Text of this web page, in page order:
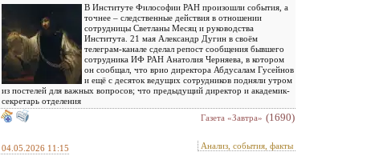
В Институте Философии РАН произошли события, а
точнее – следственные действия в отношении
сотрудницы Светланы Месяц и руководства
Института. 21 мая Александр Дугин в своём
телеграм-канале сделал репост сообщения бывшего
сотрудника ИФ РАН Анатолия Черняева, в котором
он сообщал, что врио директора Абдусалам Гусейнов
и ещё с десяток ведущих сотрудников подняли утром
из постелей для важных вопросов; что предыдущий директор и академик-
секретарь отделения
Газета «Завтра» (1690)
04.05.2026 11:15 Анализ, события, факты